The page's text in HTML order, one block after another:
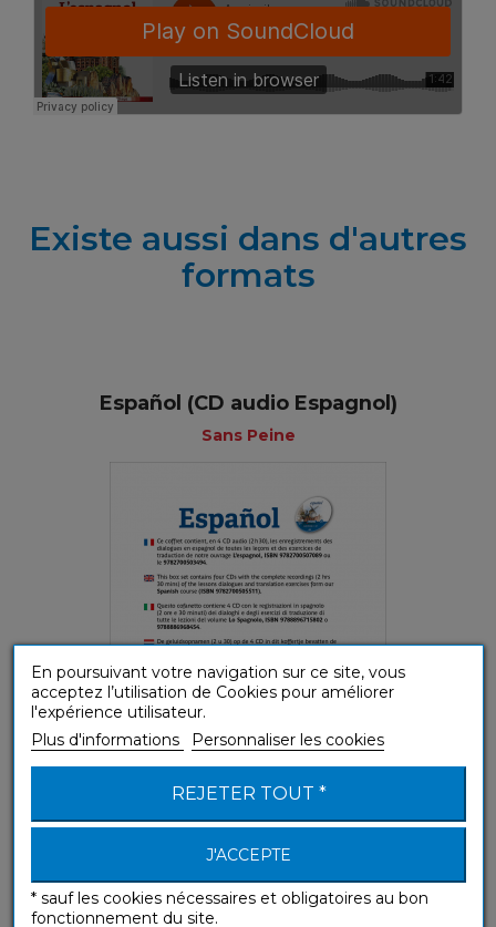
Existe aussi dans d'autres
formats
Español (CD audio Espagnol)
Sans Peine
Español (Téléchargement mp3 Espagnol)
Sans Peine
En poursuivant votre navigation sur ce site, vous
acceptez l’utilisation de Cookies pour améliorer
l'expérience utilisateur.
Plus d'informations
Personnaliser les cookies
REJETER TOUT *
J'ACCEPTE
* sauf les cookies nécessaires et obligatoires au bon
fonctionnement du site.